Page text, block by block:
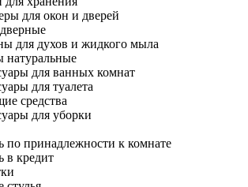
для окон и дверей
для духов и жидкого мыла
для ванных комнат
для туалета
средства
для уборки
по принадлежности к комнате
в кредит